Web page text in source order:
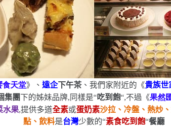
食天堂》、遠企下午茶 、我們家附近的《貴族世
集團下的姊妹品牌,同樣是“吃到飽“,不過《果然
水果,提供多道全素或蛋奶素沙拉、冷盤、熱炒
點、飲料是台灣少數的“素食吃到飽“餐廳